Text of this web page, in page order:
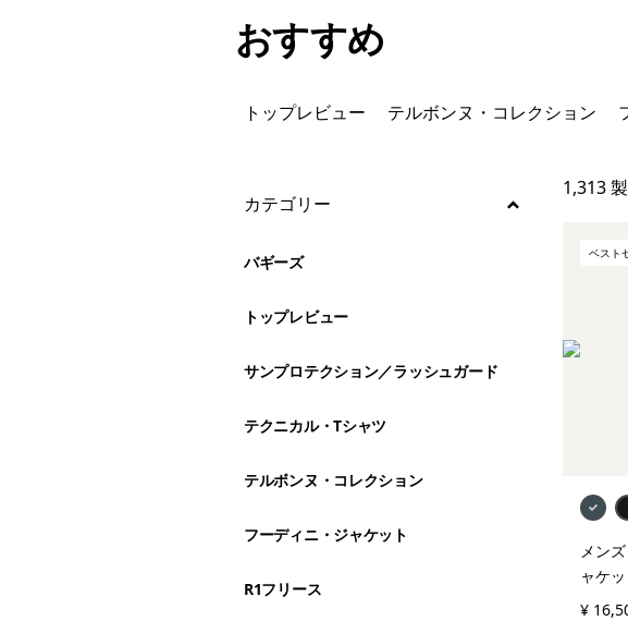
テルボンヌ・コレ
すべて表示 (32)
おすすめ
トップレビュー テルボンヌ・コレクション
絞り込み
カテゴリー
バギーズ
トップレビュー
サンプロテクション／ラッシュガード
テクニカル・Tシャツ
テルボンヌ・コレクション
フーディニ・ジャケット
R1フリース
1,313
ベスト
メン
ャケッ
¥